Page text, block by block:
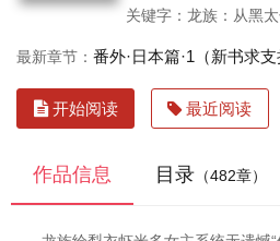
关键字：龙族：从黑
最新章节： 番外·日本篇·1（新书求支
开始阅读 最近阅读
作品信息 目录 （482章）